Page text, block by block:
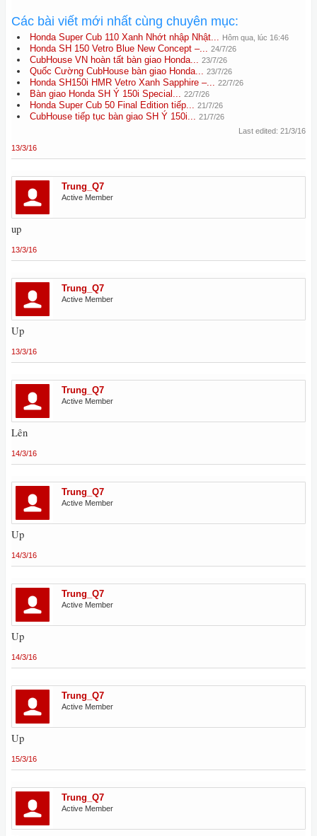
Các bài viết mới nhất cùng chuyên mục:
Honda Super Cub 110 Xanh Nhớt nhập Nhật... Hôm qua, lúc 16:46
Honda SH 150 Vetro Blue New Concept –... 24/7/26
CubHouse VN hoàn tất bàn giao Honda... 23/7/26
Quốc Cường CubHouse bàn giao Honda... 23/7/26
Honda SH150i HMR Vetro Xanh Sapphire –... 22/7/26
Bàn giao Honda SH Ý 150i Special... 22/7/26
Honda Super Cub 50 Final Edition tiếp... 21/7/26
CubHouse tiếp tục bàn giao SH Ý 150i... 21/7/26
Last edited: 21/3/16
13/3/16
Trung_Q7
Active Member
up
13/3/16
Trung_Q7
Active Member
Up
13/3/16
Trung_Q7
Active Member
Lên
14/3/16
Trung_Q7
Active Member
Up
14/3/16
Trung_Q7
Active Member
Up
14/3/16
Trung_Q7
Active Member
Up
15/3/16
Trung_Q7
Active Member